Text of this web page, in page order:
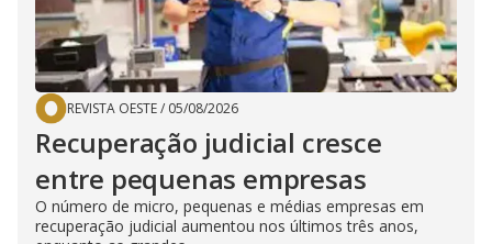
REVISTA OESTE/ 05/08/2026
Recuperação judicial cresce
entre pequenas empresas
O número de micro, pequenas e médias empresas em
recuperação judicial aumentou nos últimos três anos,